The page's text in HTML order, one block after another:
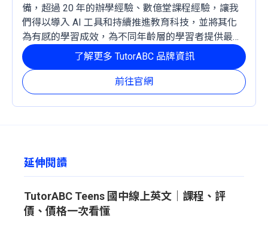
備，超過 20 年的辦學經驗、數億堂課程經驗，讓我
們得以導入 AI 工具和持續推進教育科技，並將其化
為有感的學習成效，為不同年齡層的學習者提供最穩
定且有效的成長路徑。
前往官網
了解更多 TutorABC 品牌資訊
延伸閱讀
TutorABC Teens 國中線上英文｜課程、評
價、價格一次看懂